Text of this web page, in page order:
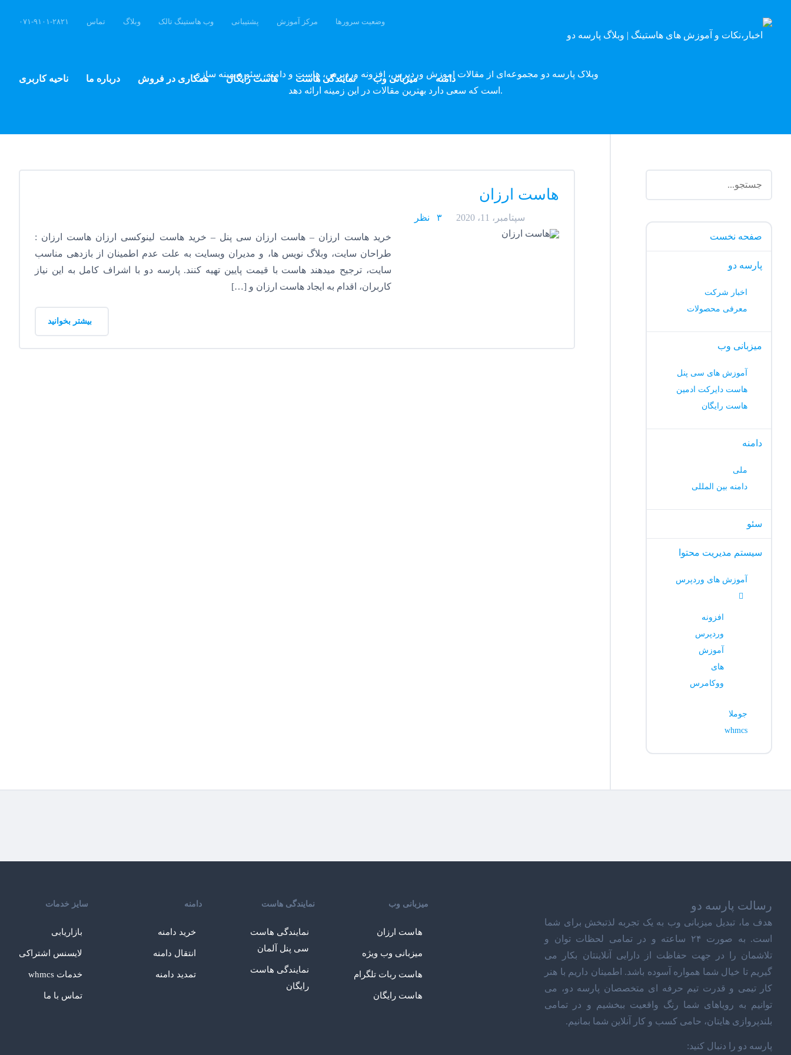
ناحیه کاربری درباره ما همکاری در فروش هاست رایگان نمایندگی هاست میزبانی وب دامنه
۰۷۱-۹۱۰۱-۲۸۲۱ تماس وبلاگ وب هاستینگ تالک پشتیبانی مرکز آموزش وضعیت سرورها
وبلاگ پارسه دو مجموعه‌ای از مقالات آموزش وردپرس، افزونه وردپرس، هاست و دامنه، سئو و بهینه سازی
است که سعی دارد بهترین مقالات در این زمینه ارائه دهد.
هاست ارزان
سپتامبر، 11، 2020
۳ نظر
خرید هاست ارزان – هاست ارزان سی پنل – خرید هاست لینوکسی ارزان هاست ارزان :
طراحان سایت، وبلاگ نویس ها، و مدیران وبسایت به علت عدم اطمینان از بازدهی مناسب
سایت، ترجیح میدهند هاست با قیمت پایین تهیه کنند. پارسه دو با اشراف کامل به این نیاز
کاربران، اقدام به ایجاد هاست ارزان و […]
بیشتر بخوانید
صفحه نخست
پارسه دو
اخبار شرکت
معرفی محصولات
میزبانی وب
آموزش های سی پنل
هاست دایرکت ادمین
هاست رایگان
دامنه
ملی
دامنه بین المللی
سئو
سیستم مدیریت محتوا
آموزش های وردپرس
افزونه
وردپرس
آموزش
های
ووکامرس
جوملا
whmcs
رسالت پارسه دو
هدف ما، تبدیل میزبانی وب به یک تجربه لذتبخش برای شما
است. به صورت ۲۴ ساعته و در تمامی لحظات توان و
تلاشمان را در جهت حفاظت از دارایی آنلاینتان بکار می
گیریم تا خیال شما همواره آسوده باشد. اطمینان داریم با هنر
کار تیمی و قدرت تیم حرفه ای متخصصان پارسه دو، می
توانیم به رویاهای شما رنگ واقعیت ببخشیم و در تمامی
بلندپروازی هایتان، حامی کسب و کار آنلاین شما بمانیم.
پارسه دو را دنبال کنید:
میزبانی وب
هاست ارزان
میزبانی وب ویژه
هاست ربات تلگرام
هاست رایگان
نمایندگی هاست
نمایندگی هاست
سی پنل آلمان
نمایندگی هاست
رایگان
دامنه
خرید دامنه
انتقال دامنه
تمدید دامنه
سایز خدمات
بازاریابی
لایسنس اشتراکی
خدمات whmcs
تماس با ما